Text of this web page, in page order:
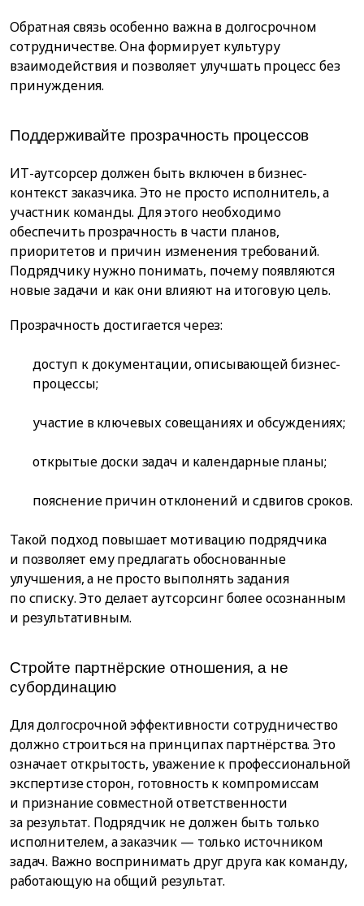
Обратная связь особенно важна в долгосрочном
сотрудничестве. Она формирует культуру
взаимодействия и позволяет улучшать процесс без
принуждения.
Поддерживайте прозрачность процессов
ИТ-аутсорсер должен быть включен в бизнес-
контекст заказчика. Это не просто исполнитель, а
участник команды. Для этого необходимо
обеспечить прозрачность в части планов,
приоритетов и причин изменения требований.
Подрядчику нужно понимать, почему появляются
новые задачи и как они влияют на итоговую цель.
Прозрачность достигается через:
доступ к документации, описывающей бизнес-
процессы;
участие в ключевых совещаниях и обсуждениях;
открытые доски задач и календарные планы;
пояснение причин отклонений и сдвигов сроков.
Такой подход повышает мотивацию подрядчика
и позволяет ему предлагать обоснованные
улучшения, а не просто выполнять задания
по списку. Это делает аутсорсинг более осознанным
и результативным.
Стройте партнёрские отношения, а не
субординацию
Для долгосрочной эффективности сотрудничество
должно строиться на принципах партнёрства. Это
означает открытость, уважение к профессиональной
экспертизе сторон, готовность к компромиссам
и признание совместной ответственности
за результат. Подрядчик не должен быть только
исполнителем, а заказчик — только источником
задач. Важно воспринимать друг друга как команду,
работающую на общий результат.